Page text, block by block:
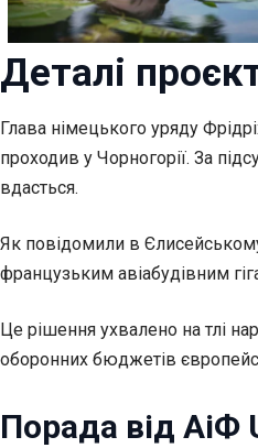
Деталі
Глава німецького уряду
проходив у Чорногорії. За
вдасться.
Як повідомили в
французьким авіабудівним
Це рішення ухвалено на тлі
оборонних бюджетів
Порада від АіФ